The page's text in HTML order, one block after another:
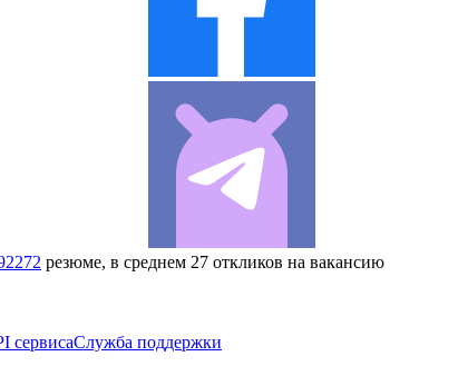
резюме, в среднем 27 откликов на вакансию
сервисаСлужба поддержки